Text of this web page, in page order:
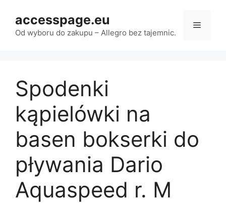
treści
accesspage.eu
Od wyboru do zakupu – Allegro bez tajemnic.
Menu
Spodenki
kąpielówki na
basen bokserki do
pływania Dario
Aquaspeed r. M